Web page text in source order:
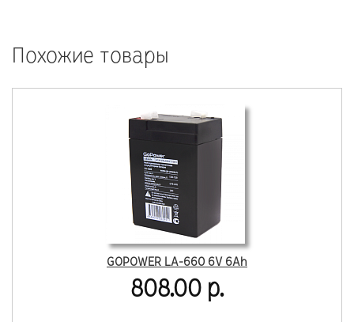
Похожие товары
GOPOWER LA-660 6V 6Ah
808.00 р.